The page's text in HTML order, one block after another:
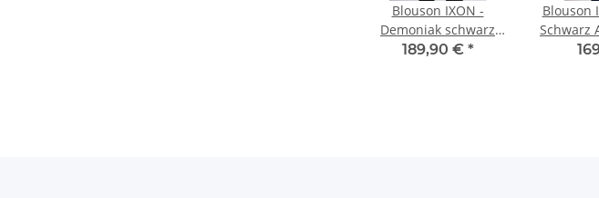
Blouson IXON -
Demoniak schwarz
weiß
189,90 € *
Blouson
Schwarz